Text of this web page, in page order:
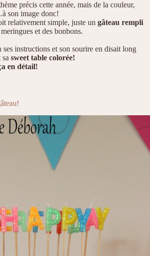
précis cette année, mais de la couleur,
son image donc!
relativement simple, juste un gâteau rempli
et des bonbons.
ses instructions et son sourire en disait long
sweet table colorée!
en détail!